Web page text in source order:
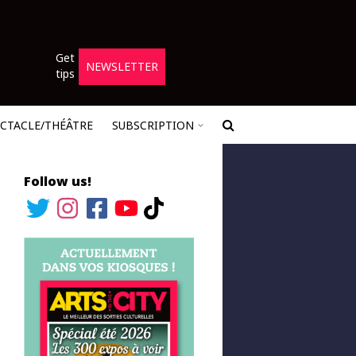
Get
tips
NEWSLETTER
THÉÂTRE SUBSCRIPTION
Follow us!